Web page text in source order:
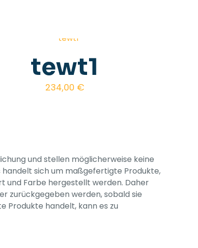
tewt1
234,00 €
und stellen möglicherweise keine
handelt sich um maßgefertigte Produkte,
und Farbe hergestellt werden. Daher
zurückgegeben werden, sobald sie
Produkte handelt, kann es zu